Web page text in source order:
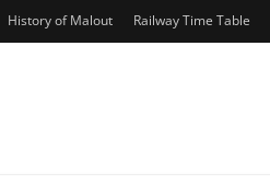
History of Malout Railway Time Table